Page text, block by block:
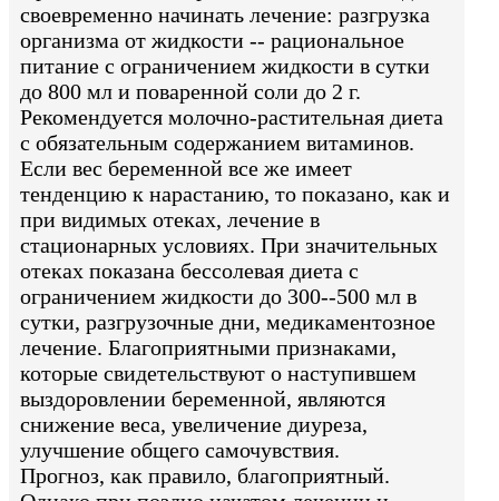
своевременно начинать лечение: разгрузка
организма от жидкости -- рациональное
питание с ограничением жидкости в сутки
до 800 мл и поваренной соли до 2 г.
Рекомендуется молочно-растительная диета
с обязательным содержанием витаминов.
Если вес беременной все же имеет
тенденцию к нарастанию, то показано, как и
при видимых отеках, лечение в
стационарных условиях. При значительных
отеках показана бессолевая диета с
ограничением жидкости до 300--500 мл в
сутки, разгрузочные дни, медикаментозное
лечение. Благоприятными признаками,
которые свидетельствуют о наступившем
выздоровлении беременной, являются
снижение веса, увеличение диуреза,
улучшение общего самочувствия.
Прогноз, как правило, благоприятный.